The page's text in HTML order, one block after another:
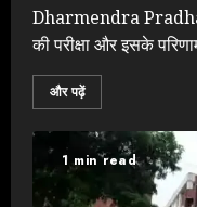
Dharmendra
की परीक्षा और इसके
और पढ़ें
1 min read